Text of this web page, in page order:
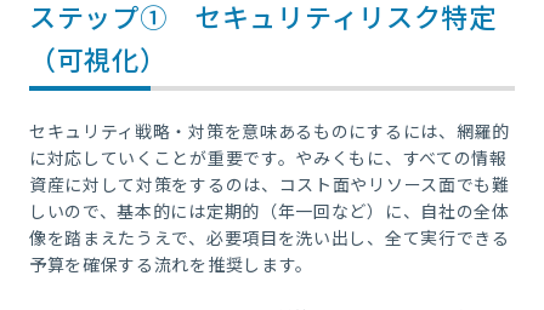
ステップ① セキュリティリスク特定
（可視化）
セキュリティ戦略・対策を意味あるものにするには、網羅的
に対応していくことが重要です。やみくもに、すべての情報
資産に対して対策をするのは、コスト面やリソース面でも難
しいので、基本的には定期的（年一回など）に、自社の全体
像を踏まえたうえで、必要項目を洗い出し、全て実行できる
予算を確保する流れを推奨します。